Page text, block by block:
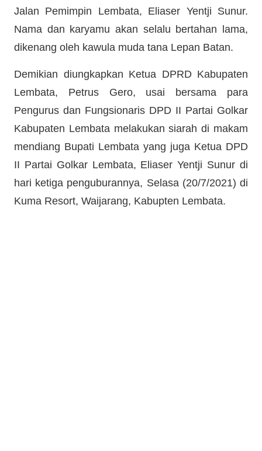
Jalan Pemimpin Lembata, Eliaser Yentji Sunur.
Nama dan karyamu akan selalu bertahan lama,
dikenang oleh kawula muda tana Lepan Batan.
Demikian diungkapkan Ketua DPRD Kabupaten
Lembata, Petrus Gero, usai bersama para
Pengurus dan Fungsionaris DPD II Partai Golkar
Kabupaten Lembata melakukan siarah di makam
mendiang Bupati Lembata yang juga Ketua DPD
II Partai Golkar Lembata, Eliaser Yentji Sunur di
hari ketiga penguburannya, Selasa (20/7/2021) di
Kuma Resort, Waijarang, Kabupten Lembata.